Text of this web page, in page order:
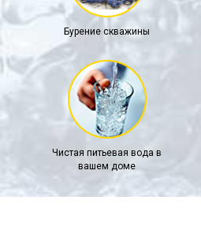
Бурение скважины
Чистая питьевая вода в
вашем доме